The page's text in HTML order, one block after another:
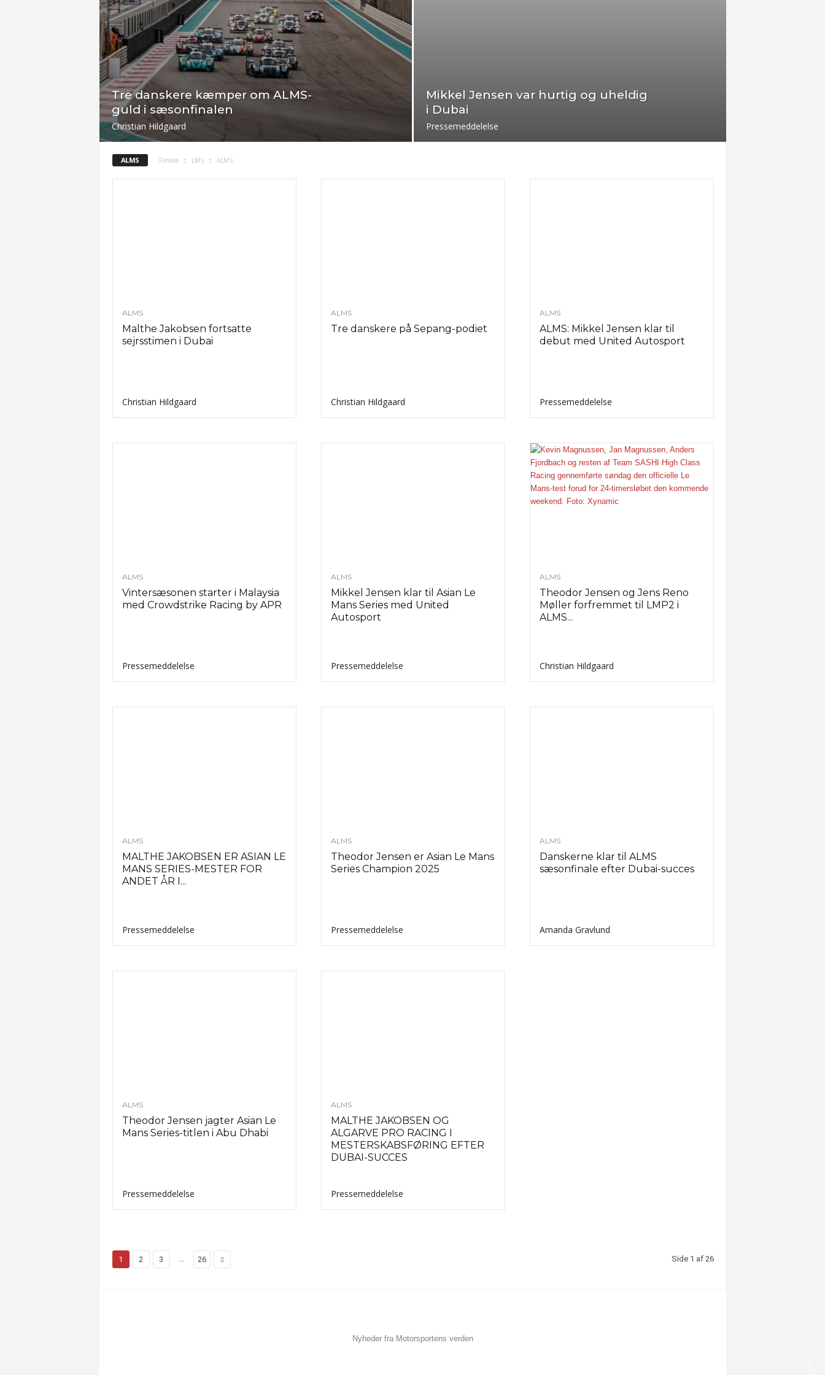
Tre danskere kæmper om ALMS-
guld i sæsonfinalen
Christian Hildgaard
Mikkel Jensen var hurtig og uheldig
i Dubai
Pressemeddelelse
ALMS Forside LMS ALMS
ALMS
Malthe Jakobsen fortsatte
sejrsstimen i Dubai
Christian Hildgaard
ALMS
Tre danskere på Sepang-podiet
Christian Hildgaard
ALMS
ALMS: Mikkel Jensen klar til
debut med United Autosport
Pressemeddelelse
ALMS
Vintersæsonen starter i Malaysia
med Crowdstrike Racing by APR
Pressemeddelelse
ALMS
Mikkel Jensen klar til Asian Le
Mans Series med United
Autosport
Pressemeddelelse
ALMS
Theodor Jensen og Jens Reno
Møller forfremmet til LMP2 i
ALMS...
Christian Hildgaard
ALMS
MALTHE JAKOBSEN ER ASIAN LE
MANS SERIES-MESTER FOR
ANDET ÅR I...
Pressemeddelelse
ALMS
Theodor Jensen er Asian Le Mans
Series Champion 2025
Pressemeddelelse
ALMS
Danskerne klar til ALMS
sæsonfinale efter Dubai-succes
Amanda Gravlund
ALMS
Theodor Jensen jagter Asian Le
Mans Series-titlen i Abu Dhabi
Pressemeddelelse
ALMS
MALTHE JAKOBSEN OG
ALGARVE PRO RACING I
MESTERSKABSFØRING EFTER
DUBAI-SUCCES
Pressemeddelelse
1 2 3 ... 26 Side 1 af 26
Nyheder fra Motorsportens verden